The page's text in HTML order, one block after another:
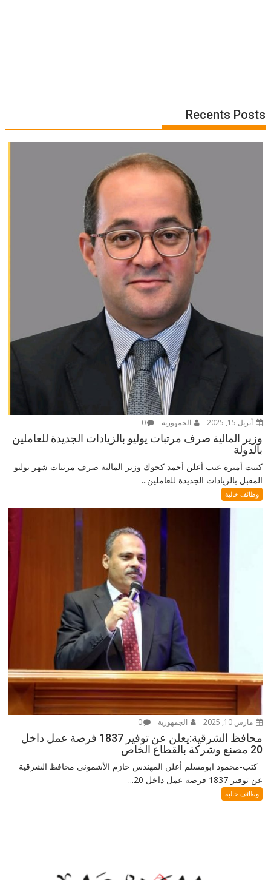
Recents Posts
أبريل 15, 2025 الجمهورية 0
وزير المالية صرف مرتبات يوليو بالزيادات الجديدة للعاملين
بالدولة
كتبت أميرة عنب أعلن أحمد كجوك وزير المالية صرف مرتبات شهر يوليو
المقبل بالزيادات الجديدة للعاملين...
وظائف خالية
مارس 10, 2025 الجمهورية 0
محافظ الشرقية:يعلن عن توفير 1837 فرصة عمل داخل
20 مصنع وشركة بالقطاع الخاص
كتب-محمود ابومسلم أعلن المهندس حازم الأشموني محافظ الشرقية
عن توفير 1837 فرصه عمل داخل 20...
وظائف خالية